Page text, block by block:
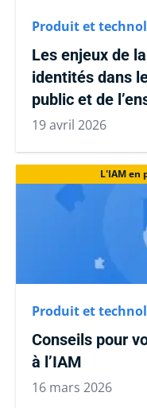
Produit et
Les enjeux de
identités dans
public et de
19 avril 2026
L'IAM en
Produit et
Conseils pour
à l’IAM
16 mars 2026